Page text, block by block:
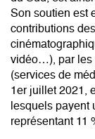
Son soutien est
contributions
vidéo…), par les
(services de
1er juillet 2021,
lesquels payent
représentant 11